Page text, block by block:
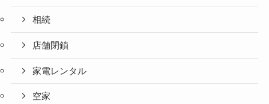
相続
店舗閉鎖
家電レンタル
空家